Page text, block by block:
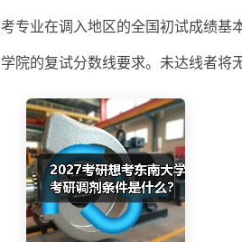
专业在调入地区的全国初试成绩基
院的复试分数线要求。未达线者将